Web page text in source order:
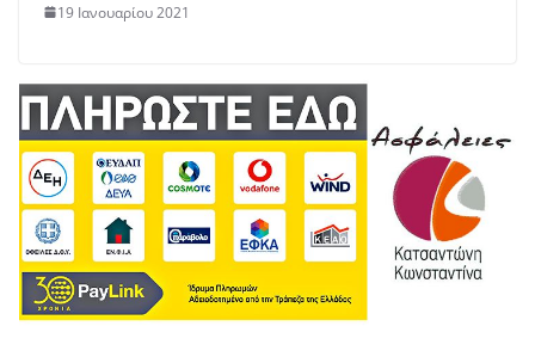
19 Ιανουαρίου 2021